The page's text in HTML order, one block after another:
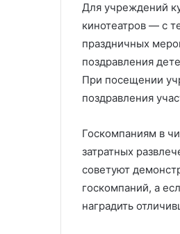
Для учреждений
кинотеатров — с
праздничных
поздравления
При посещении
поздравления
Госкомпаниям в
затратных
советуют
госкомпаний, а
наградить